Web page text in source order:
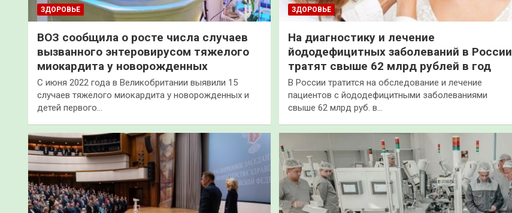
ЗДОРОВЬЕ
ВОЗ сообщила о росте числа случаев
вызванного энтеровирусом тяжелого
миокардита у новорожденных
С июня 2022 года в Великобритании выявили 15
случаев тяжелого миокардита у новорожденных и
детей первого…
ЗДОРОВЬЕ
На диагностику и лечение
йододефицитных заболеваний в России
тратят свыше 62 млрд рублей в год
В России тратится на обследование и лечение
пациентов с йододефицитными заболеваниями
свыше 62 млрд руб. в…